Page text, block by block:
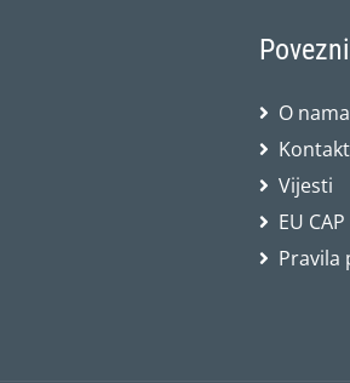
O nama
Kontakt
Vijesti
EU
Pravila